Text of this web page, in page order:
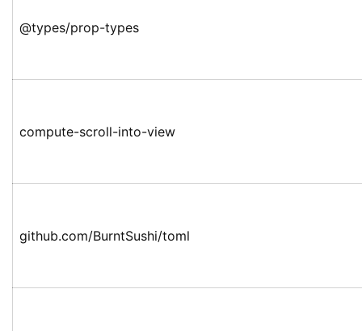
@types/prop-types
compute-scroll-into-view
github.com/BurntSushi/toml